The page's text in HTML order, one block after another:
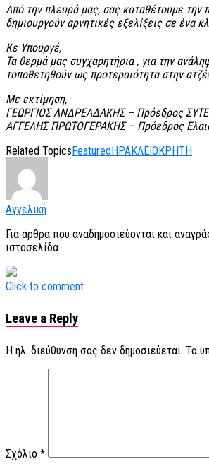
Από την πλευρά μας, σας καταθέτουμε την
δημιουργούν αρνητικές εξελίξεις σε ένα
Κε Υπουργέ,
Τα θερμά μας συγχαρητήρια , για την
τοποθετηθούν ως προτεραιότητα στην
Με εκτίμηση,
ΓΕΩΡΓΙΟΣ ΑΝΔΡΕΑΔΑΚΗΣ – Πρόεδρος
ΑΓΓΕΛΗΣ ΠΡΩΤΟΓΕΡΑΚΗΣ – Πρόεδρος
Related Topics Featured ΗΡΑΚΛΕΙΟΚΡΗΤΗ
Αγγελική
Για άρθρα που αναδημοσιεύονται και
ιστοσελίδα.
Click to comment
Leave a Reply
Η ηλ. διεύθυνση σας δεν δημοσιεύεται. Τα
Σχόλιο *